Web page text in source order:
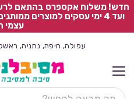
ועד 4 ימי עסקים למוצרים
עצמי
עפולה, חיפה, נתניה,